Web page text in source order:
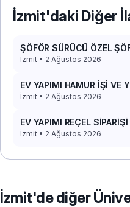
İzmit'daki Diğer
ŞÖFÖR SÜRÜCÜ ÖZEL
İzmit • 2 Ağustos 2026
EV YAPIMI HAMUR İŞİ VE
İzmit • 2 Ağustos 2026
EV YAPIMI REÇEL
İzmit • 2 Ağustos 2026
İzmit'de diğer